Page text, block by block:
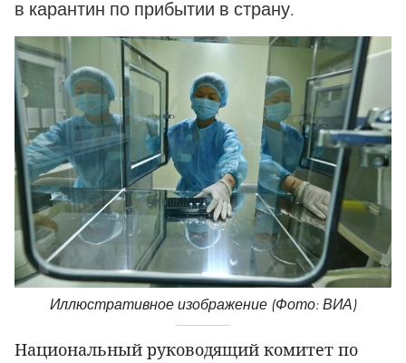
в карантин по прибытии в страну.
Иллюстративное изображение (Фото: ВИА)
Национальный руководящий комитет по